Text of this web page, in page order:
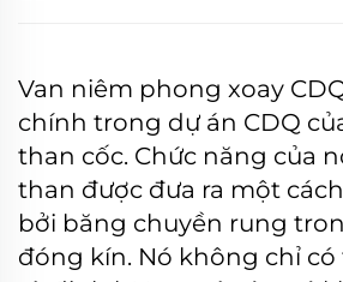
Van niêm phong xoay
chính trong dự án CDQ
than cốc. Chức năng của
than được đưa ra một
bởi băng chuyền rung
đóng kín. Nó không chỉ có